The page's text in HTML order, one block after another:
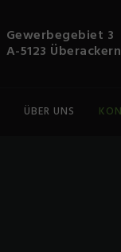
Gewerbegebiet 3
A-5123 Überackern
ÜBER UNS